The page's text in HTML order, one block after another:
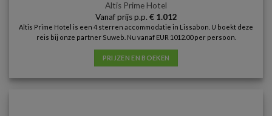
Altis Prime Hotel
Vanaf prijs p.p. €1.012
Altis Prime Hotel is een 4 sterren accommodatie in Lissabon. U boekt deze
reis bij onze partner Suweb. Nu vanaf EUR 1012.00 per persoon.
PRIJZEN EN BOEKEN